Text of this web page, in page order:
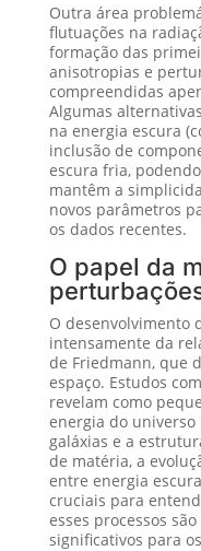
Outra área
flutuações na
formação das
anisotropias e
compreendidas
Algumas
na energia escura
inclusão de
escura fria,
mantêm a
novos parâmetros
os dados recentes.
O papel da
O desenvolvimento
intensamente da
de Friedmann, que
espaço. Estudos
revelam como
energia do
galáxias e a
de matéria, a
entre energia
cruciais para
esses processos
significativos para